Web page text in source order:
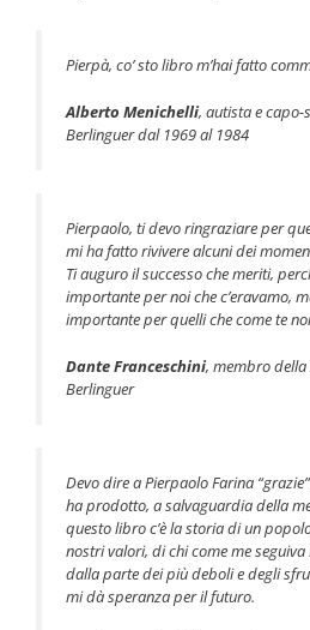
Pierpà, co’ sto libro m’hai fatto
Alberto Menichelli, autista e
Berlinguer dal 1969 al 1984
Pierpaolo, ti devo ringraziare per
mi ha fatto rivivere alcuni dei
Ti auguro il successo che meriti,
importante per noi che c’eravamo,
importante per quelli che come te
Dante Franceschini, membro
Berlinguer
Devo dire a Pierpaolo Farina
ha prodotto, a salvaguardia della
questo libro c’è la storia di un
nostri valori, di chi come me
dalla parte dei più deboli e degli
mi dà speranza per il futuro.